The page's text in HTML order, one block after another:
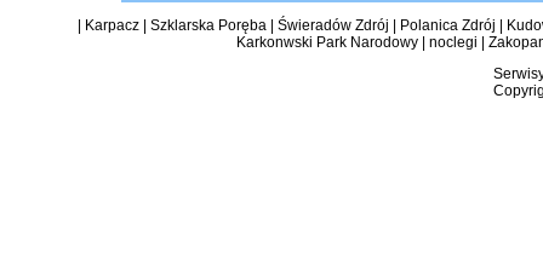
Karpacz| Szklarska Poręba| Świeradów Zdrój Polanica Zdrój
Karkonwski Park Narodowy| noclegi